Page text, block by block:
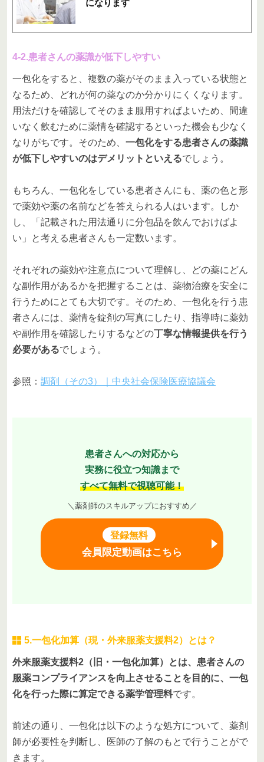
になります
4-2.患者さんの薬識が低下しやすい
一包化をすると、複数の薬がそのまま入っている状態と
なるため、どれが何の薬なのか分かりにくくなります。
用法だけを確認してそのまま服用すればよいため、間違
いなく飲むために薬情を確認するといった機会も少なく
なりがちです。そのため、 一包化をする患者さんの薬識
が低下しやすいのはデメリットといえるでしょう。
もちろん、一包化をしている患者さんにも、薬の色と形
で薬効や薬の名前などを答えられる人はいます。しか
し、「記載された用法通りに分包品を飲んでおけばよ
い」と考える患者さんも一定数います。
それぞれの薬効や注意点について理解し、どの薬にどん
な副作用があるかを把握することは、薬物治療を安全に
行うためにとても大切です。そのため、一包化を行う患
者さんには、薬情を錠剤の写真にしたり、指導時に薬効
や副作用を確認したりするなどの丁寧な情報提供を行う
必要があるでしょう。
参照： 調剤（その3）｜中央社会保険医療協議会
患者さんへの対応から
実務に役立つ知識まで
すべて無料で視聴可能！
＼薬剤師のスキルアップにおすすめ／
登録無料
会員限定動画はこちら
5.一包化加算（現・外来服薬支援料2）とは？
外来服薬支援料2（旧・一包化加算）とは、患者さんの
服薬コンプライアンスを向上させることを目的に、一包
化を行った際に算定できる薬学管理料です。
前述の通り、一包化は以下のような処方について、薬剤
師が必要性を判断し、医師の了解のもとで行うことがで
きます。